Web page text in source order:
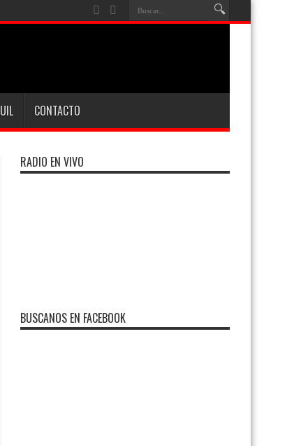
CONTACTO
RADIO EN VIVO
BUSCANOS EN FACEBOOK